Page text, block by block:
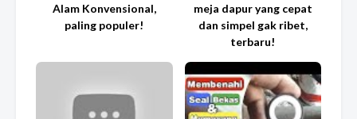
Alam Konvensional,
paling populer!
meja dapur yang cepat
dan simpel gak ribet,
terbaru!